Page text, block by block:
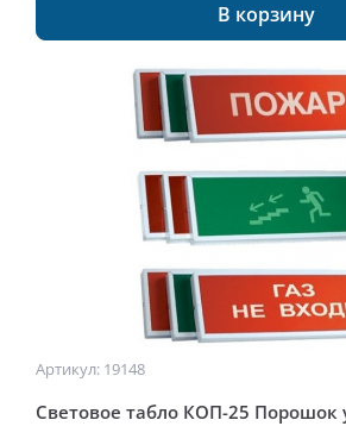
В корзину
Артикул: 19148
Световое табло КОП-25 Порошок